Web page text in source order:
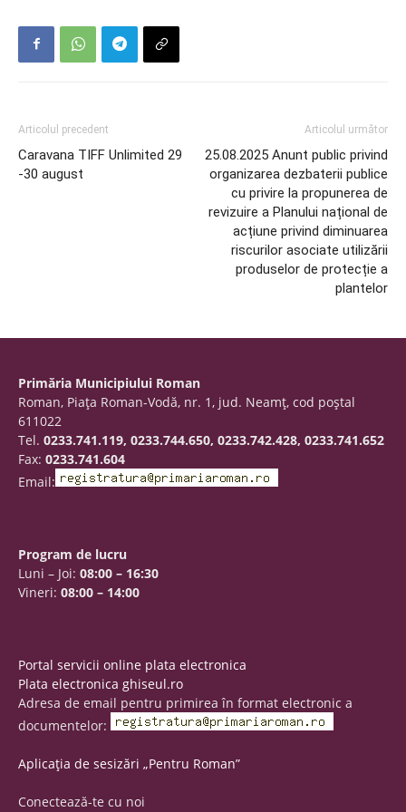
Articolul precedent
Caravana TIFF Unlimited 29
-30 august
Articolul următor
25.08.2025 Anunt public privind
organizarea dezbaterii publice
cu privire la propunerea de
revizuire a Planului național de
acțiune privind diminuarea
riscurilor asociate utilizării
produselor de protecție a
plantelor
Primăria Municipiului Roman
Roman, Piaţa Roman-Vodă, nr. 1, jud. Neamţ, cod poştal
611022
Tel. 0233.741.119, 0233.744.650, 0233.742.428, 0233.741.652
Fax: 0233.741.604
Email:
Program de lucru
Luni – Joi: 08:00 – 16:30
Vineri: 08:00 – 14:00
Portal servicii online plata electronica
Plata electronica ghiseul.ro
Adresa de email pentru primirea în format electronic a
documentelor:
Aplicația de sesizări „Pentru Roman”
Conectează-te cu noi